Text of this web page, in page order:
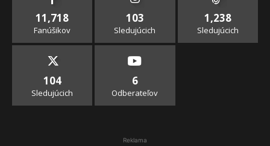
11,718
Fanúšikov
103
Sledujúcich
1,238
Sledujúcich
104
Sledujúcich
6
Odberateľov
Reklama